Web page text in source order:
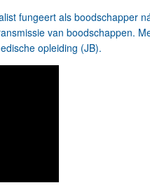
fungeert als boodschapper
van boodschappen.
opleiding (JB).